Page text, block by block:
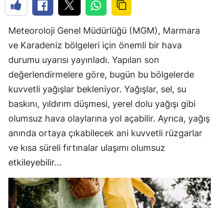
Meteoroloji Genel Müdürlüğü (MGM), Marmara
ve Karadeniz bölgeleri için önemli bir hava
durumu uyarısı yayınladı. Yapılan son
değerlendirmelere göre, bugün bu bölgelerde
kuvvetli yağışlar bekleniyor. Yağışlar, sel, su
baskını, yıldırım düşmesi, yerel dolu yağışı gibi
olumsuz hava olaylarına yol açabilir. Ayrıca, yağış
anında ortaya çıkabilecek ani kuvvetli rüzgarlar
ve kısa süreli fırtınalar ulaşımı olumsuz
etkileyebilir...